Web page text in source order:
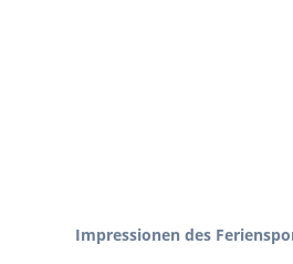
Impressionen des